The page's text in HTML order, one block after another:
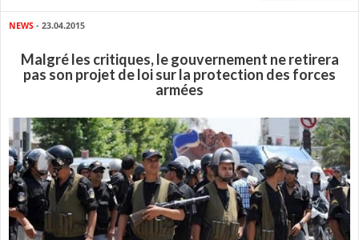
NEWS - 23.04.2015
Malgré les critiques, le gouvernement ne retirera
pas son projet de loi sur la protection des forces
armées